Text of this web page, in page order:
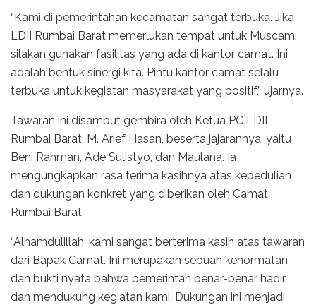
“Kami di pemerintahan kecamatan sangat terbuka. Jika
LDII Rumbai Barat memerlukan tempat untuk Muscam,
silakan gunakan fasilitas yang ada di kantor camat. Ini
adalah bentuk sinergi kita. Pintu kantor camat selalu
terbuka untuk kegiatan masyarakat yang positif,” ujarnya.
Tawaran ini disambut gembira oleh Ketua PC LDII
Rumbai Barat, M. Arief Hasan, beserta jajarannya, yaitu
Beni Rahman, Ade Sulistyo, dan Maulana. Ia
mengungkapkan rasa terima kasihnya atas kepedulian
dan dukungan konkret yang diberikan oleh Camat
Rumbai Barat.
“Alhamdulillah, kami sangat berterima kasih atas tawaran
dari Bapak Camat. Ini merupakan sebuah kehormatan
dan bukti nyata bahwa pemerintah benar-benar hadir
dan mendukung kegiatan kami. Dukungan ini menjadi